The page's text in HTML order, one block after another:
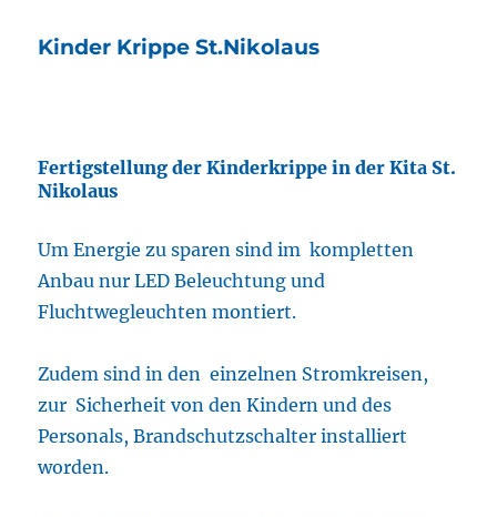
Kinder Krippe St.Nikolaus
Fertigstellung der Kinderkrippe in der Kita St.
Nikolaus
Um Energie zu sparen sind im kompletten
Anbau nur LED Beleuchtung und
Fluchtwegleuchten montiert.
Zudem sind in den einzelnen Stromkreisen,
zur Sicherheit von den Kindern und des
Personals, Brandschutzschalter installiert
worden.